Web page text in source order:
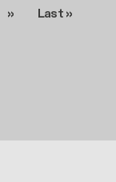
Nächste Seite
›› Letzte Seite
Last »